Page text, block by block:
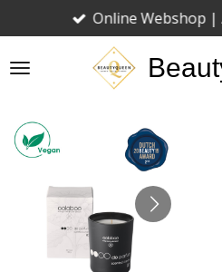
direct
naar
Online Webshop |